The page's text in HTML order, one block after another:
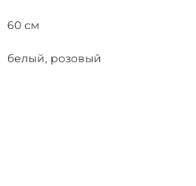
60 см
белый, розовый